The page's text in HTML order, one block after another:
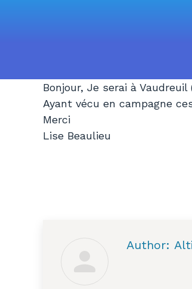
Bonjour, Je serai à
Ayant vécu en campagne
Merci
Lise Beaulieu
Author: